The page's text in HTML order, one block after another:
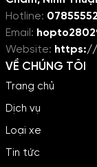
Hotline:
Email:
Website: https://
VỀ CHÚNG TÔI
Trang chủ
Dịch vụ
Loại xe
Tin tức